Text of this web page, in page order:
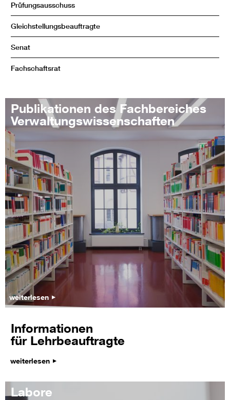
Prüfungsausschuss
Gleichstellungsbeauftragte
Senat
Fachschaftsrat
Publikationen des Fachbereiches
Verwaltungswissenschaften
weiterlesen
Informationen
für Lehrbeauftragte
weiterlesen
Labore